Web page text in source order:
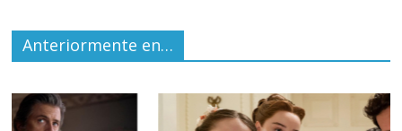
Anteriormente en…